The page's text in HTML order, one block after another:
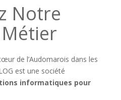
Notre
de l’Audomarois dans les
est une société
informatiques pour